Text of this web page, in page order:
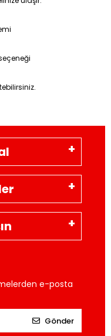
e-posta
Gönder